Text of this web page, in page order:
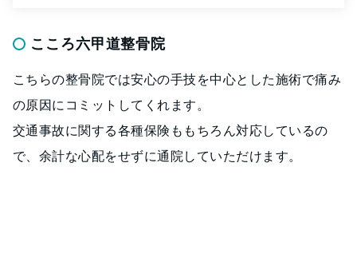
こころ六甲道整骨院
こちらの整骨院では安心の手技を中心とした施術で痛み
の原因にコミットしてくれます。
交通事故に関する各種保険ももちろん対応しているの
で、余計な心配をせずに通院していただけます。